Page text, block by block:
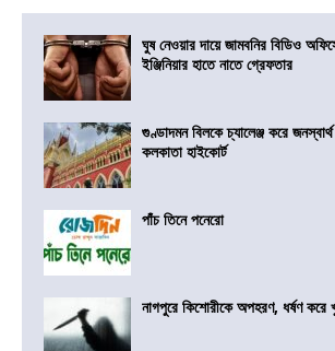
ঘুষ নেওয়ার দায়ে জামবনির বিডিও
ইঞ্জিনিয়ার হাতে নাতে গ্রেফতার
গুণ্ডাদমন বিলকে চ্যালেঞ্জ করে
কলকাতা হাইকোর্ট
পাঁচ তিনে পনেরো
নাগপুরে কিশোরীকে অপহরণ, ধর্ষণ করে